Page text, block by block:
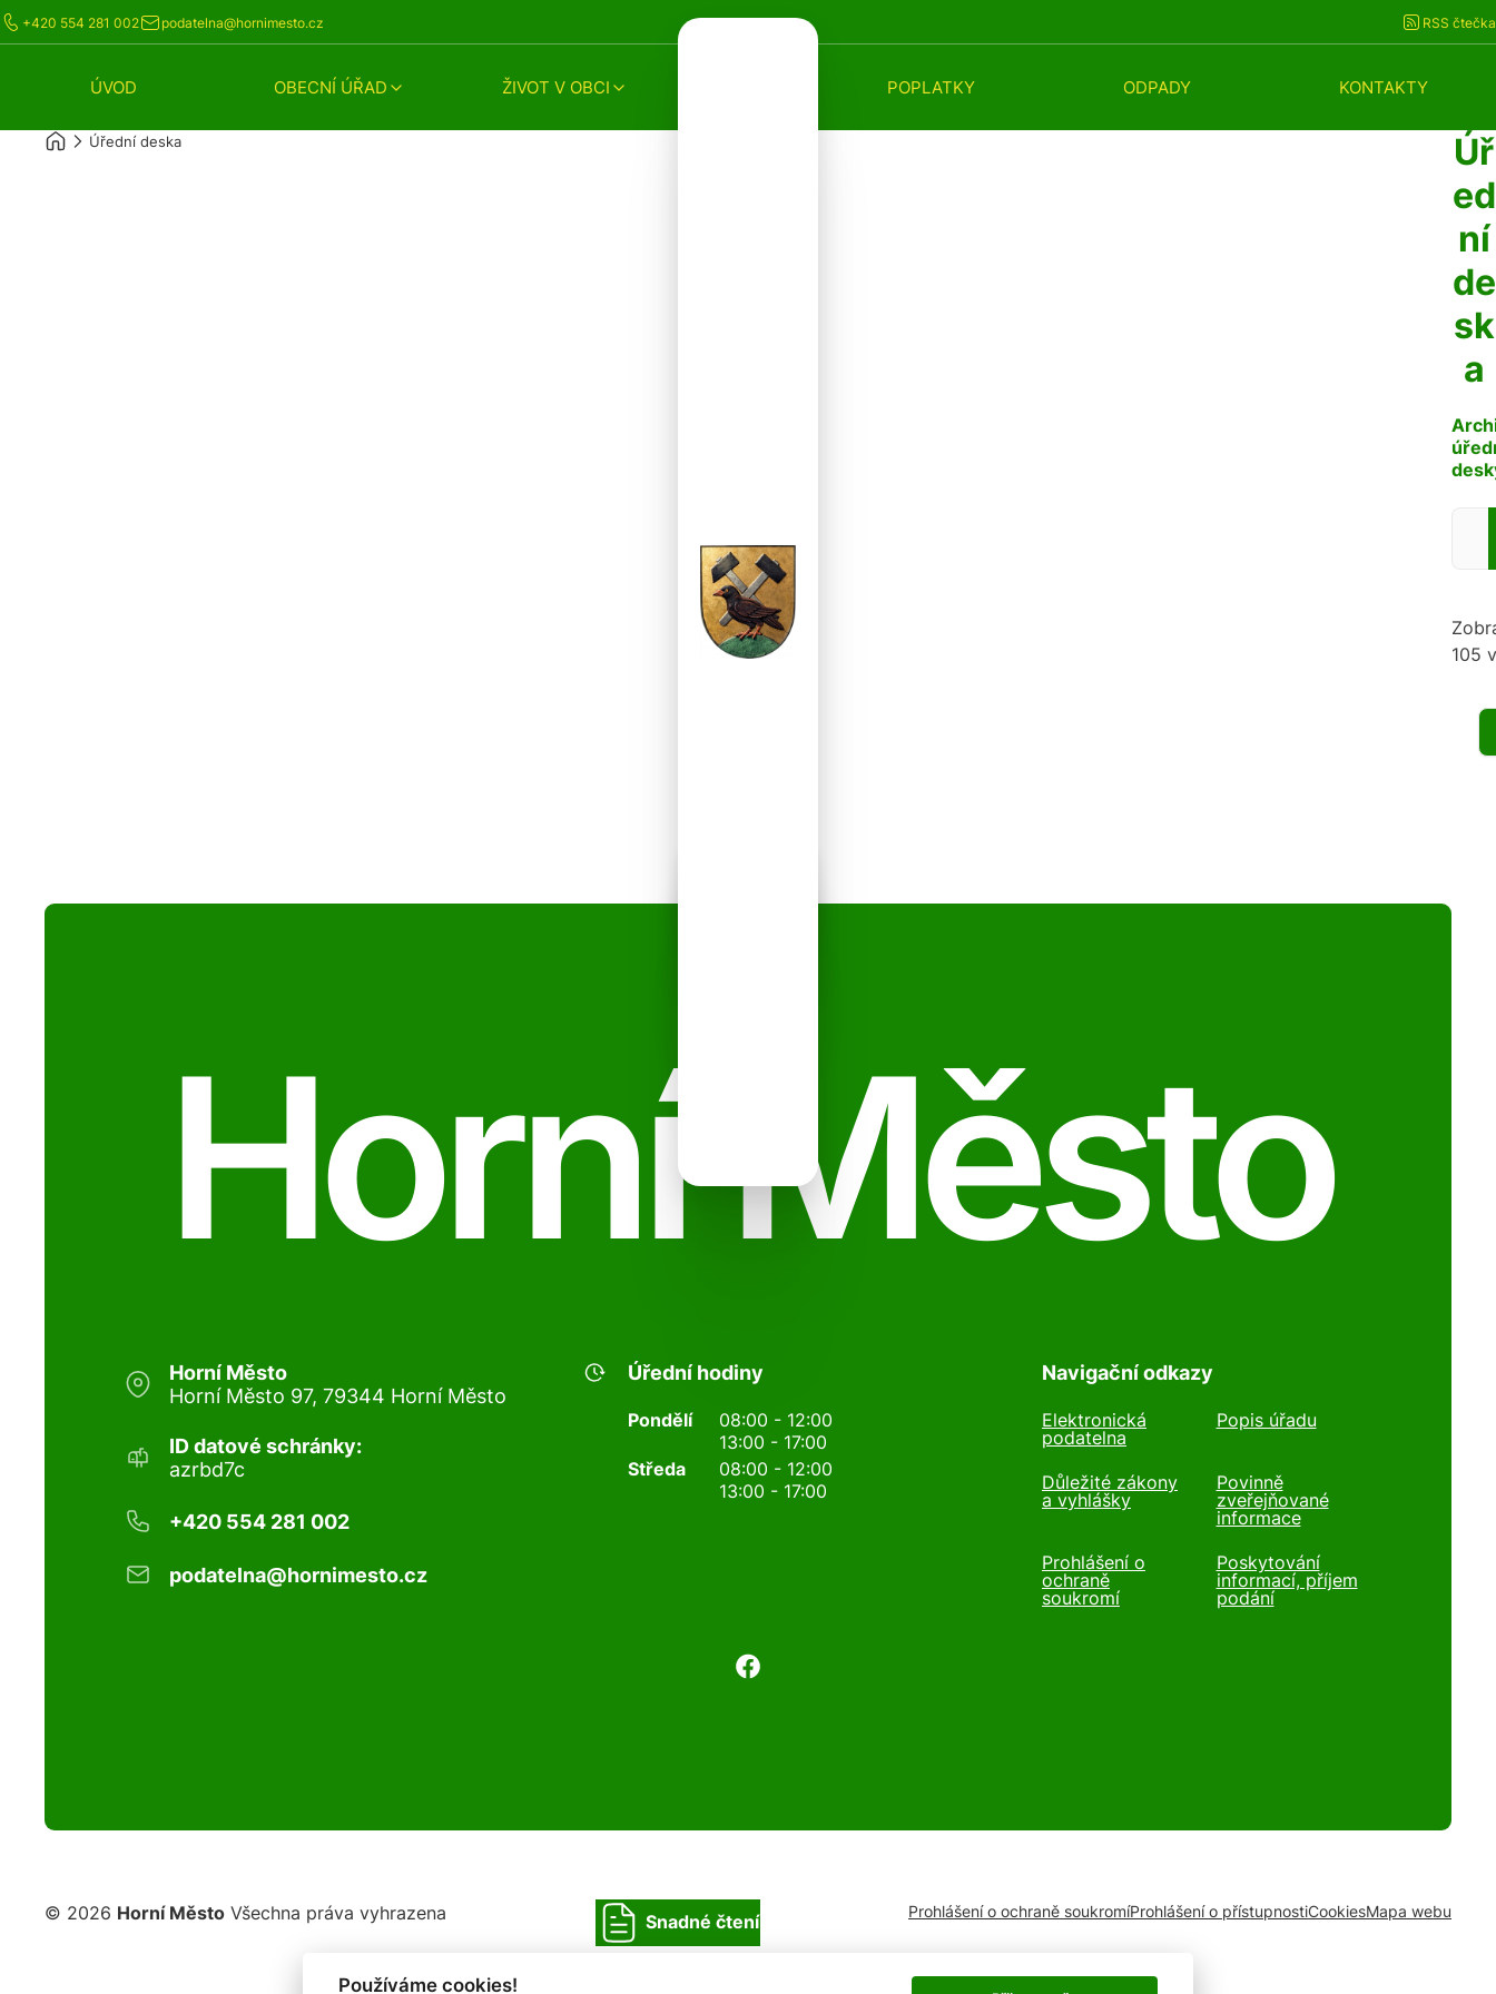
+420 554 281 002 podatelna@hornimesto.cz RSS čtečka
ÚVOD OBECNÍ ÚŘAD ŽIVOT V OBCI POPLATKY ODPADY KONTAKTY
Úřední deska
Úř
ed
ní
de
sk
a
105
Horní Město
Horní Město
Horní Město 97, 79344 Horní Město
ID datové schránky:
azrbd7c
+420 554 281 002
podatelna@hornimesto.cz
Úřední hodiny
Pondělí
08:00 - 12:00
13:00 - 17:00
Středa
08:00 - 12:00
13:00 - 17:00
Navigační odkazy
Elektronická
podatelna
Popis úřadu
Důležité zákony
a vyhlášky
Povinně
zveřejňované
informace
Prohlášení o
ochraně
soukromí
Poskytování
informací, příjem
podání
© 2026 Horní Město Všechna práva vyhrazena Snadné čtení Prohlášení o ochraně soukromíProhlášení o přístupnostiCookiesMapa webu
Používáme cookies!